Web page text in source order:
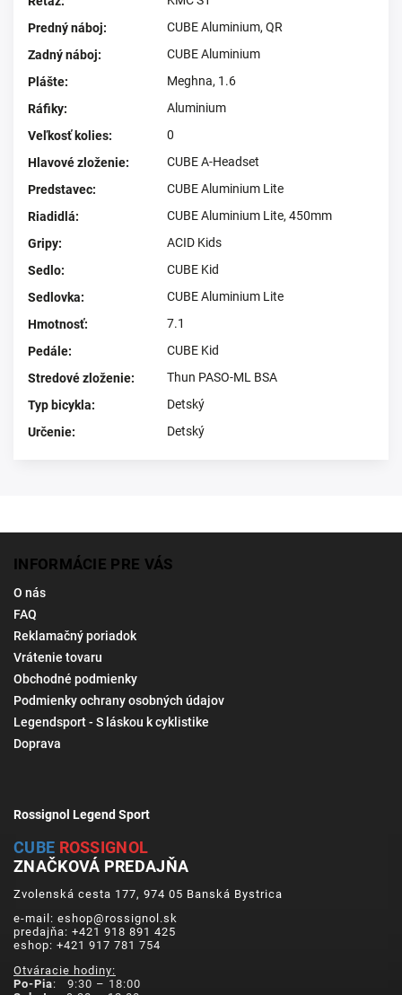
Predný náboj:
CUBE Aluminium, QR
Zadný náboj:
CUBE Aluminium
Plášte:
Meghna, 1.6
Ráfiky:
Aluminium
Veľkosť kolies:
0
Hlavové zloženie:
CUBE A-Headset
Predstavec:
CUBE Aluminium Lite
Riadidlá:
CUBE Aluminium Lite, 450mm
Gripy:
ACID Kids
Sedlo:
CUBE Kid
Sedlovka:
CUBE Aluminium Lite
Hmotnosť:
7.1
Pedále:
CUBE Kid
Stredové zloženie:
Thun PASO-ML BSA
Typ bicykla:
Detský
Určenie: Detský
INFORMÁCIE PRE VÁS
O nás
FAQ
Reklamačný poriadok
Vrátenie tovaru
Obchodné podmienky
Podmienky ochrany osobných údajov
Legendsport - S láskou k cyklistike
Doprava
Rossignol Legend Sport
CUBE ROSSIGNOL
ZNAČKOVÁ PREDAJŇA
Zvolenská cesta 177, 974 05 Banská Bystrica
e-mail: eshop@rossignol.sk
predajňa: +421 918 891 425
eshop: +421 917 781 754
Otváracie hodiny:
Po-Pia: 9:30 – 18:00